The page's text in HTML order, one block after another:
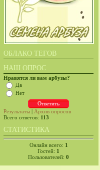
ОБЛАКО ТЕГОВ
НАШ ОПРОС
Нравятся ли вам арбузы?
Да
Нет
Результаты | Архив опросов
Всего ответов: 113
СТАТИСТИКА
Онлайн всего: 1
Гостей: 1
Пользователей: 0